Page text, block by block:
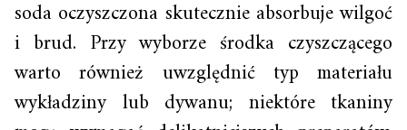
soda oczyszczona skutecznie absorbuje wilgoć
i brud. Przy wyborze środka czyszczącego
warto również uwzględnić typ materiału
wykładziny lub dywanu; niektóre tkaniny